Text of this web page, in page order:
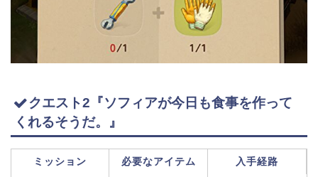
クエスト2『ソフィアが今日も食事を作って
くれるそうだ。』
ミッション 必要なアイテム 入手経路